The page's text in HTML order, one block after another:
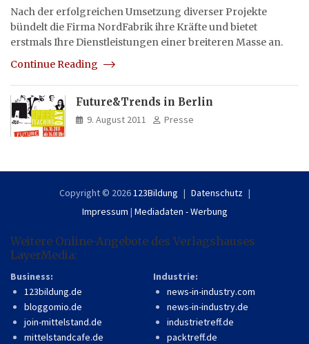
Nach der erfolgreichen Umsetzung diverser Projekte
bündelt die Firma NordFabrik ihre Kräfte und bietet
erstmals Ihre Dienstleistungen einer breiteren Masse an.
Continue Reading
Future&Trends in Berlin
9. August 2011 Presse
Copyright © 2026 123Bildung
Datenschutz
Impressum | Mediadaten - Werbung
Weitere Online-Angebote des Verlagshauses
LayerMedia:
Business:
123bildung.de
bloggomio.de
join-mittelstand.de
mittelstandcafe.de
Industrie:
news-in-industry.com
news-in-industry.de
industrietreff.de
packtreff.de